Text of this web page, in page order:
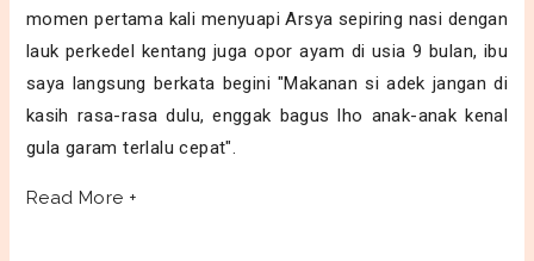
momen pertama kali menyuapi Arsya sepiring nasi dengan
lauk perkedel kentang juga opor ayam di usia 9 bulan, ibu
saya langsung berkata begini "Makanan si adek jangan di
kasih rasa-rasa dulu, enggak bagus lho anak-anak kenal
gula garam terlalu cepat".
Read More +